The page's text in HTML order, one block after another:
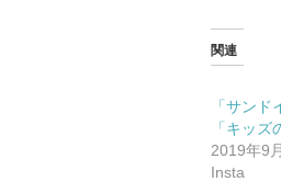
関連
「サン
「キッズ
2019年9
Insta